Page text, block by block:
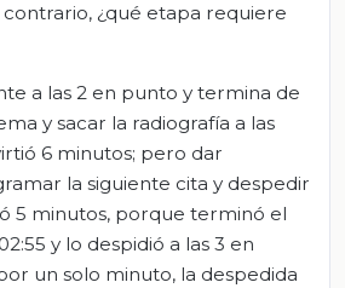
contrario, ¿qué etapa requiere
a las 2 en punto y termina de
y sacar la radiografía a las
6 minutos; pero dar
la siguiente cita y despedir
5 minutos, porque terminó el
y lo despidió a las 3 en
un solo minuto, la despedida